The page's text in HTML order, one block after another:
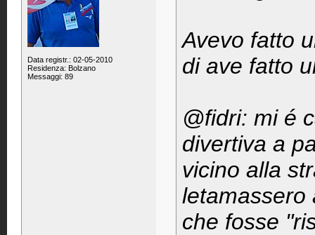
Data registr.: 02-05-2010
Residenza: Bolzano
Messaggi: 89
Avevo fatto
di ave fatto
@fidri: mi é
divertiva a
vicino alla
letamassero
che fosse